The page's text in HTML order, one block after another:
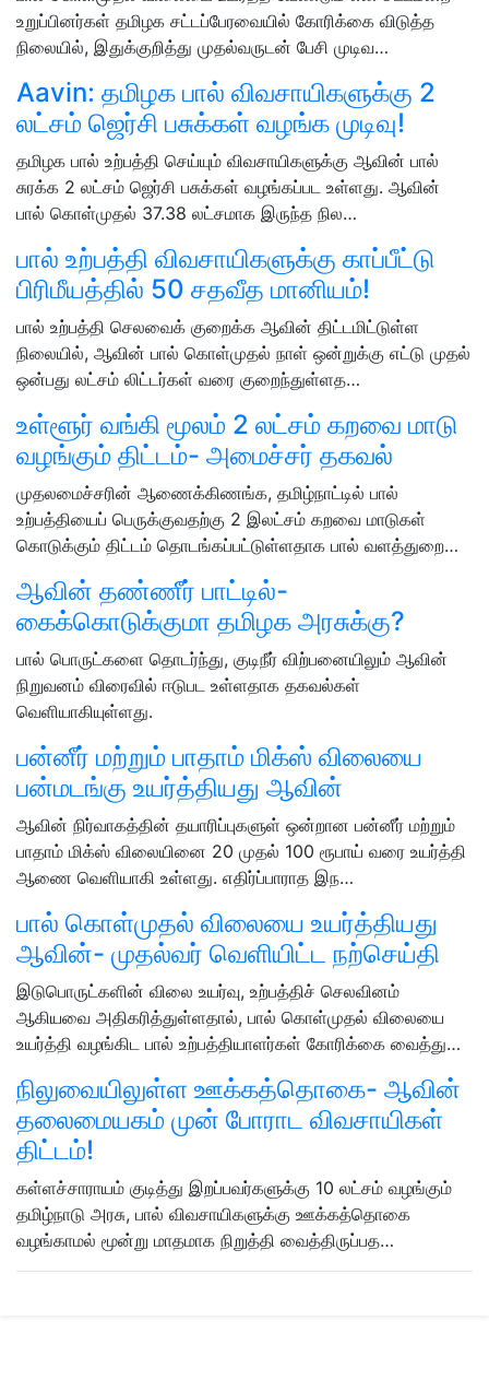
உறுப்பினர்கள் தமிழக சட்டப்பேரவையில் கோரிக்கை விடுத்த
நிலையில், இதுக்குறித்து முதல்வருடன் பேசி முடிவ…
Aavin: தமிழக பால் விவசாயிகளுக்கு 2
லட்சம் ஜெர்சி பசுக்கள் வழங்க முடிவு!
தமிழக பால் உற்பத்தி செய்யும் விவசாயிகளுக்கு ஆவின் பால்
சுரக்க 2 லட்சம் ஜெர்சி பசுக்கள் வழங்கப்பட உள்ளது. ஆவின்
பால் கொள்முதல் 37.38 லட்சமாக இருந்த நில…
பால் உற்பத்தி விவசாயிகளுக்கு காப்பீட்டு
பிரிமீயத்தில் 50 சதவீத மானியம்!
பால் உற்பத்தி செலவைக் குறைக்க ஆவின் திட்டமிட்டுள்ள
நிலையில், ஆவின் பால் கொள்முதல் நாள் ஒன்றுக்கு எட்டு முதல்
ஒன்பது லட்சம் லிட்டர்கள் வரை குறைந்துள்ளத…
உள்ளூர் வங்கி மூலம் 2 லட்சம் கறவை மாடு
வழங்கும் திட்டம்- அமைச்சர் தகவல்
முதலமைச்சரின் ஆணைக்கிணங்க, தமிழ்நாட்டில் பால்
உற்பத்தியைப் பெருக்குவதற்கு 2 இலட்சம் கறவை மாடுகள்
கொடுக்கும் திட்டம் தொடங்கப்பட்டுள்ளதாக பால் வளத்துறை…
ஆவின் தண்ணீர் பாட்டில்-
கைக்கொடுக்குமா தமிழக அரசுக்கு?
பால் பொருட்களை தொடர்ந்து, குடிநீர் விற்பனையிலும் ஆவின்
நிறுவனம் விரைவில் ஈடுபட உள்ளதாக தகவல்கள்
வெளியாகியுள்ளது.
பன்னீர் மற்றும் பாதாம் மிக்ஸ் விலையை
பன்மடங்கு உயர்த்தியது ஆவின்
ஆவின் நிர்வாகத்தின் தயாரிப்புகளுள் ஒன்றான பன்னீர் மற்றும்
பாதாம் மிக்ஸ் விலையினை 20 முதல் 100 ரூபாய் வரை உயர்த்தி
ஆணை வெளியாகி உள்ளது. எதிர்ப்பாராத இந…
பால் கொள்முதல் விலையை உயர்த்தியது
ஆவின்- முதல்வர் வெளியிட்ட நற்செய்தி
இடுபொருட்களின் விலை உயர்வு, உற்பத்திச் செலவினம்
ஆகியவை அதிகரித்துள்ளதால், பால் கொள்முதல் விலையை
உயர்த்தி வழங்கிட பால் உற்பத்தியாளர்கள் கோரிக்கை வைத்து…
நிலுவையிலுள்ள ஊக்கத்தொகை- ஆவின்
தலைமையகம் முன் போராட விவசாயிகள்
திட்டம்!
கள்ளச்சாராயம் குடித்து இறப்பவர்களுக்கு 10 லட்சம் வழங்கும்
தமிழ்நாடு அரசு, பால் விவசாயிகளுக்கு ஊக்கத்தொகை
வழங்காமல் மூன்று மாதமாக நிறுத்தி வைத்திருப்பத…